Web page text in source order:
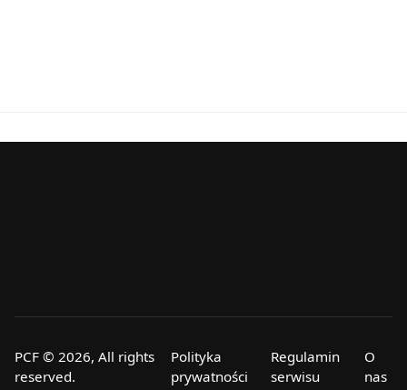
PCF © 2026, All rights
reserved.
Polityka
prywatności
Regulamin
serwisu
O
nas